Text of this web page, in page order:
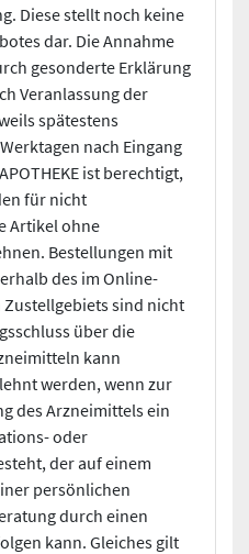
Diese stellt noch keine
dar. Die Annahme
gesonderte Erklärung
Veranlassung der
spätestens
nach Eingang
ist berechtigt,
für nicht
Artikel ohne
Bestellungen mit
des im Online-
Zustellgebiets sind nicht
über die
kann
werden, wenn zur
des Arzneimittels ein
oder
der auf einem
persönlichen
durch einen
kann. Gleiches gilt